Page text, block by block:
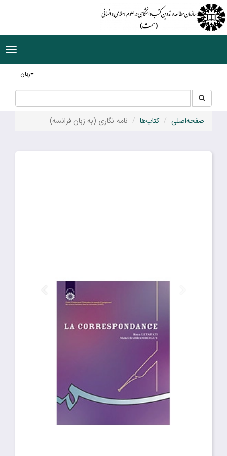
زبان
جستجو
در
سایت
صفحه‌اصلی کتاب‌ها نامه نگاری (به زبان فرانسه)